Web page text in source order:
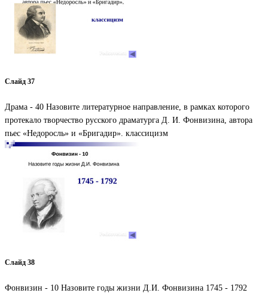
Слайд 37
Драма - 40 Назовите литературное направление, в рамках которого
протекало творчество русского драматурга Д. И. Фонвизина, автора
пьес «Недоросль» и «Бригадир». классицизм
Слайд 38
Фонвизин - 10 Назовите годы жизни Д.И. Фонвизина 1745 - 1792